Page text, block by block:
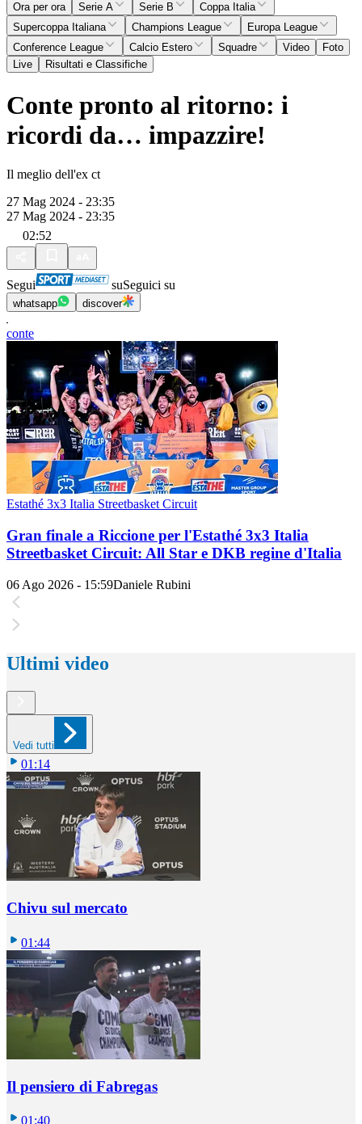
Ora per ora Serie A Serie B
Coppa Italia
Supercoppa Italiana
Champions League
Europa League
Conference League
Calcio Estero Squadre Video
Foto
Live
Risultati e Classifiche
Conte pronto al ritorno: i
ricordi da… impazzire!
Il meglio dell'ex ct
27 Mag 2024 - 23:35
27 Mag 2024 - 23:35
02:52
Segui suSeguici su
whatsapp discover
conte
Estathé 3x3 Italia Streetbasket Circuit
Gran finale a Riccione per l'Estathé 3x3 Italia
Streetbasket Circuit: All Star e DKB regine d'Italia
06 Ago 2026 - 15:59Daniele Rubini
Ultimi video
Vedi tutti
01:14
Chivu sul mercato
01:44
Il pensiero di Fabregas
01:40